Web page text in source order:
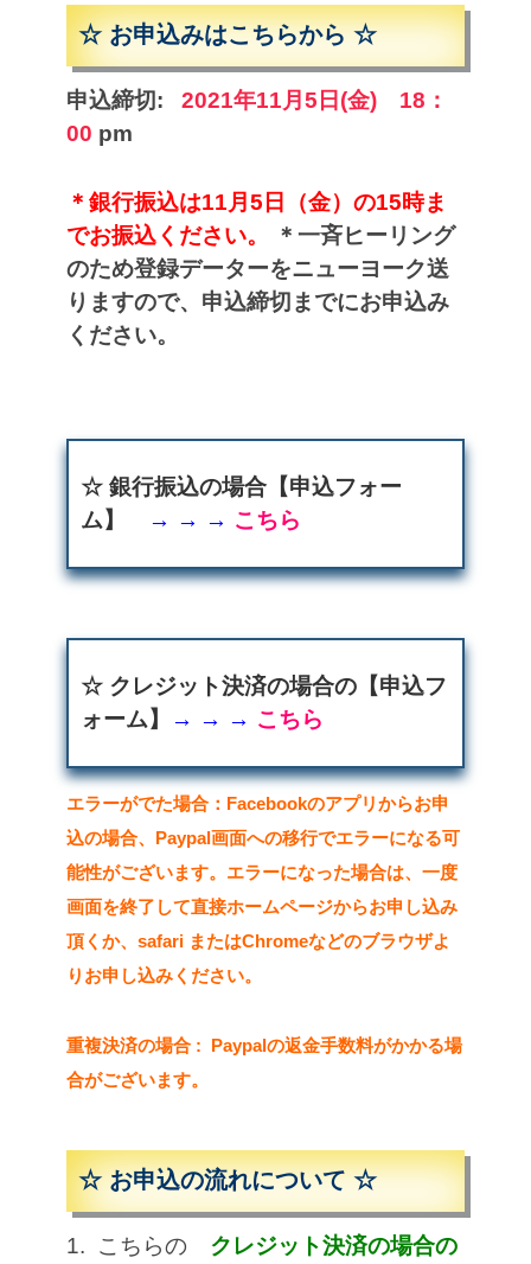
☆ お申込みはこちらから ☆
申込締切: 2021年11月5日(金) 18：
00 pm
＊銀行振込は11月5日（金）の15時ま
でお振込ください。
＊一斉ヒーリング
のため登録データーをニューヨーク送
りますので、 申込締切までにお申込み
ください。
☆ 銀行振込の場合【申込フォー
ム】
→ → → こちら
☆ クレジット決済の場合の【申込フ
ォーム】
→ → → こちら
エラーがでた場合：Facebookのアプリからお申
込の場合、Paypal画面への移行でエラーになる可
能性がございます。エラーになった場合は、一度
画面を終了して直接ホームページからお申し込み
頂くか、safari またはChromeなどのブラウザよ
りお申し込みください。
重複決済の場合 : Paypalの返金手数料がかかる場
合がございます。
☆ お申込の流れについて ☆
1. こちらの クレジット決済の場合の